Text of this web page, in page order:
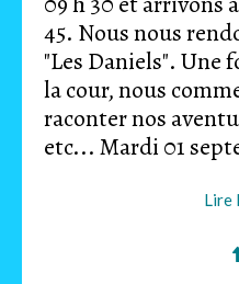
45. Nous nous
"Les Daniels". Une
la cour, nous
raconter nos
etc... Mardi 01
Lire